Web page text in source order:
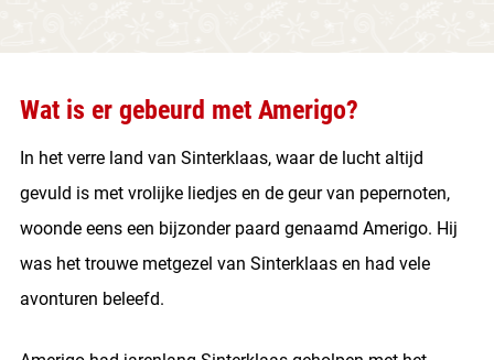
Wat is er gebeurd met Amerigo?
In het verre land van Sinterklaas, waar de lucht altijd
gevuld is met vrolijke liedjes en de geur van pepernoten,
woonde eens een bijzonder paard genaamd Amerigo. Hij
was het trouwe metgezel van Sinterklaas en had vele
avonturen beleefd.